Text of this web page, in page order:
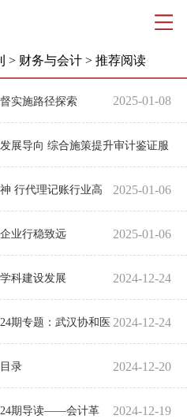
> 财务与会计 > 推荐阅读
实施路径探索 2025-01-08
展导向 综合施策提升审计鉴证服
2025-01-06
行代理记账行业高
2025-01-06
业行稳致远
2024-12-24
科建设发展
2024-12-24
期专题：武汉协和医
2024-12-20
录
2024-12-19
24期导读——会计革